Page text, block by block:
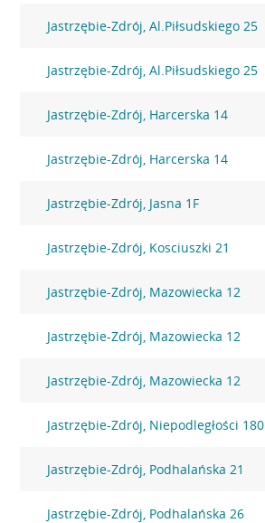
Jastrzębie-Zdrój, Al.Piłsudskiego 25
Jastrzębie-Zdrój, Al.Piłsudskiego 25
Jastrzębie-Zdrój, Harcerska 14
Jastrzębie-Zdrój, Harcerska 14
Jastrzębie-Zdrój, Jasna 1F
Jastrzębie-Zdrój, Kosciuszki 21
Jastrzębie-Zdrój, Mazowiecka 12
Jastrzębie-Zdrój, Mazowiecka 12
Jastrzębie-Zdrój, Mazowiecka 12
Jastrzębie-Zdrój, Niepodległości 180
Jastrzębie-Zdrój, Podhalańska 21
Jastrzębie-Zdrój, Podhalańska 26